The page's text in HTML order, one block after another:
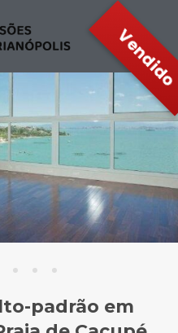
padrão em